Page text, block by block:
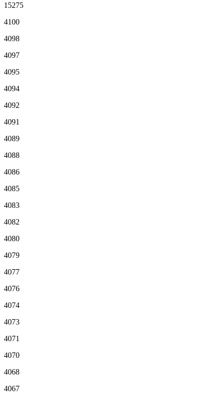
15275
4100
4098
4097
4095
4094
4092
4091
4089
4088
4086
4085
4083
4082
4080
4079
4077
4076
4074
4073
4071
4070
4068
4067